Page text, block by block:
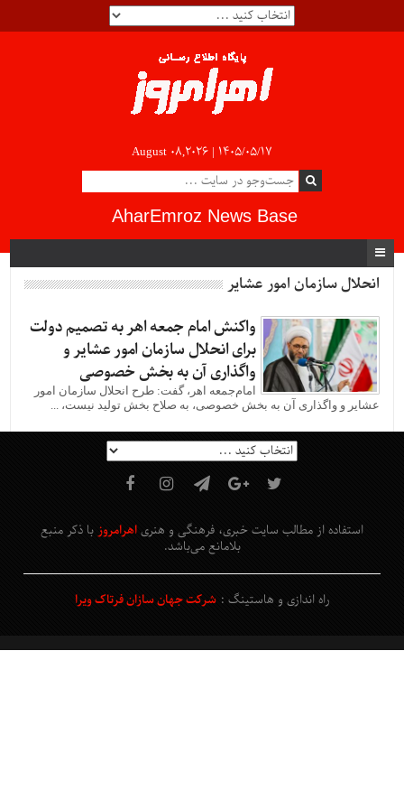
August 08,2026 | ۱۴۰۵/۰۵/۱۷
AharEmroz News Base
انحلال سازمان امور عشایر
واکنش امام جمعه اهر به تصمیم دولت
برای انحلال سازمان امور عشایر و
واگذاری آن به بخش خصوصی
امام‌جمعه اهر، گفت: طرح انحلال سازمان امور
عشایر و واگذاری آن به بخش خصوصی، به صلاح بخش تولید نیست، ...
استفاده از مطالب سایت خبری، فرهنگی و هنری اهرامروز با ذکر منبع
بلامانع می‌باشد.
راه اندازی و هاستینگ :شرکت جهان سازان فرتاک ویرا